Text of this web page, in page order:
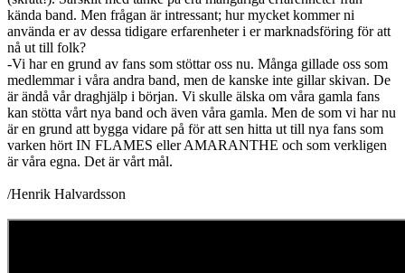
kända band. Men frågan är intressant; hur mycket kommer ni
använda er av dessa tidigare erfarenheter i er marknadsföring för att
nå ut till folk?
-Vi har en grund av fans som stöttar oss nu. Många gillade oss som
medlemmar i våra andra band, men de kanske inte gillar skivan. De
är ändå vår draghjälp i början. Vi skulle älska om våra gamla fans
kan stötta vårt nya band och även våra gamla. Men de som vi har nu
är en grund att bygga vidare på för att sen hitta ut till nya fans som
varken hört IN FLAMES eller AMARANTHE och som verkligen
är våra egna. Det är vårt mål.
/Henrik Halvardsson